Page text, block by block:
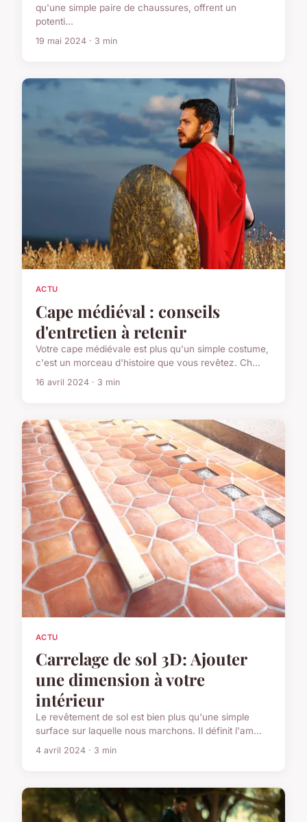
qu'une simple paire de chaussures, offrent un
potenti...
19 mai 2024 · 3 min
ACTU
Cape médiéval : conseils
d'entretien à retenir
Votre cape médiévale est plus qu'un simple costume,
c'est un morceau d'histoire que vous revêtez. Ch...
16 avril 2024 · 3 min
ACTU
Carrelage de sol 3D: Ajouter
une dimension à votre
intérieur
Le revêtement de sol est bien plus qu'une simple
surface sur laquelle nous marchons. Il définit l'am...
4 avril 2024 · 3 min